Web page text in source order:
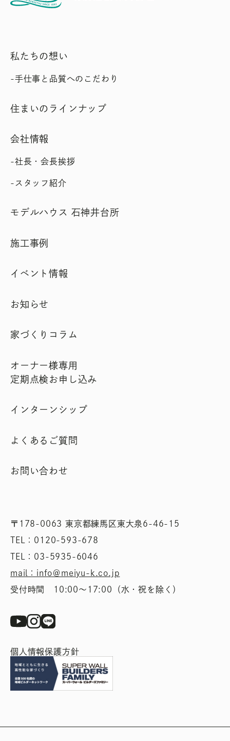
〒178-0063 東京都練馬区東大泉6-46-15
TEL：0120-593-678
TEL：03-5935-6046
mail：info＠meiyu-k.co.jp
受付時間 10:00〜17:00（水・祝を除く）
私たちの想い
手仕事と品質へのこだわり
住まいのラインナップ
会社情報
社長・会長挨拶
スタッフ紹介
モデルハウス 石神井台所
施工事例
イベント情報
お知らせ
家づくりコラム
オーナー様専用
定期点検お申し込み
インターンシップ
よくあるご質問
お問い合わせ
個人情報保護方針